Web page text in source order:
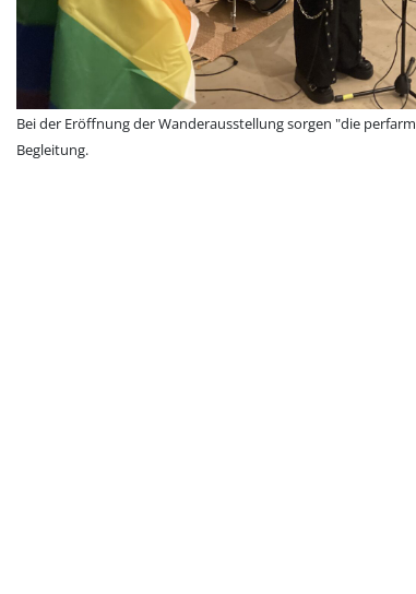
Bei der Eröffnung der Wanderausstellung sorgen "die
Begleitung.